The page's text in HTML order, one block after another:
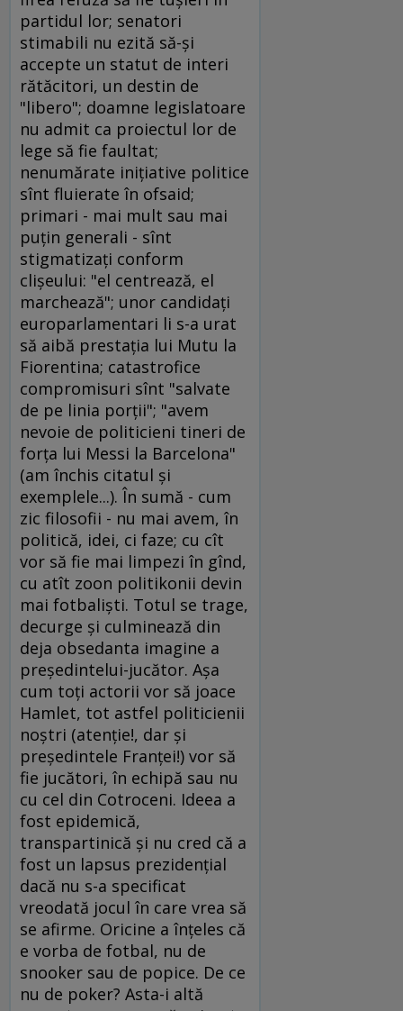
partidul lor; senatori
stimabili nu ezită să-şi
accepte un statut de interi
rătăcitori, un destin de
"libero"; doamne legislatoare
nu admit ca proiectul lor de
lege să fie faultat;
nenumărate iniţiative politice
sînt fluierate în ofsaid;
primari - mai mult sau mai
puţin generali - sînt
stigmatizaţi conform
clişeului: "el centrează, el
marchează"; unor candidaţi
europarlamentari li s-a urat
să aibă prestaţia lui Mutu la
Fiorentina; catastrofice
compromisuri sînt "salvate
de pe linia porţii"; "avem
nevoie de politicieni tineri de
forţa lui Messi la Barcelona"
(am închis citatul şi
exemplele...). În sumă - cum
zic filosofii - nu mai avem, în
politică, idei, ci faze; cu cît
vor să fie mai limpezi în gînd,
cu atît zoon politikonii devin
mai fotbalişti. Totul se trage,
decurge şi culminează din
deja obsedanta imagine a
preşedintelui-jucător. Aşa
cum toţi actorii vor să joace
Hamlet, tot astfel politicienii
noştri (atenţie!, dar şi
preşedintele Franţei!) vor să
fie jucători, în echipă sau nu
cu cel din Cotroceni. Ideea a
fost epidemică,
transpartinică şi nu cred că a
fost un lapsus prezidenţial
dacă nu s-a specificat
vreodată jocul în care vrea să
se afirme. Oricine a înţeles că
e vorba de fotbal, nu de
snooker sau de popice. De ce
nu de poker? Asta-i altă